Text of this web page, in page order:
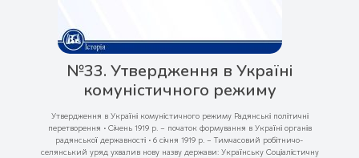
№33. Утвердження в Україні
комуністичного режиму
Утвердження в Україні комуністичного режиму Радянські політичні
перетворення • Січень 1919 р. – початок формування в Україні органів
радянської державності • 6 січня 1919 р. – Тимчасовий робітничо-
селянський уряд ухвалив нову назву держави: Українську Соціалістичну